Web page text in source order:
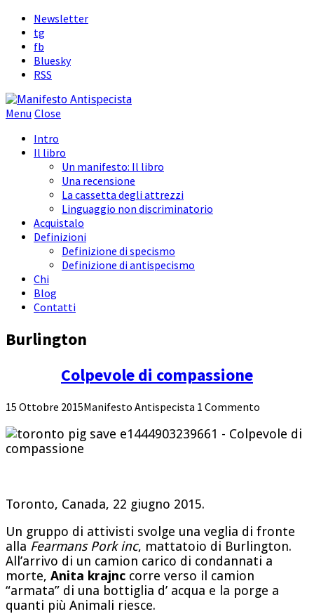
Newsletter
tg
fb
Bluesky
RSS
Menu Close
Intro
Il libro
Un manifesto: Il libro
Una recensione
La cassetta degli attrezzi
Linguaggio non discriminatorio
Acquistalo
Definizioni
Definizione di specismo
Definizione di antispecismo
Chi
Blog
Contatti
Burlington
Colpevole di compassione
15 Ottobre 2015Manifesto Antispecista 1 Commento
Toronto, Canada, 22 giugno 2015.
Un gruppo di attivisti svolge una veglia di fronte
alla Fearmans Pork inc, mattatoio di Burlington.
All’arrivo di un camion carico di condannati a
morte, Anita krajnc corre verso il camion
“armata” di una bottiglia d’ acqua e la porge a
quanti più Animali riesce.